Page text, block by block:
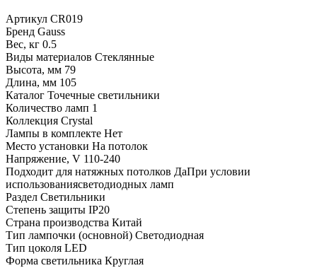
Артикул CR019
Бренд Gauss
Вес, кг 0.5
Виды материалов Стеклянные
Высота, мм 79
Длина, мм 105
Каталог Точечные светильники
Количество ламп 1
Коллекция Crystal
Лампы в комплекте Нет
Место установки На потолок
Напряжение, V 110-240
Подходит для натяжных потолков ДаПри условии
использованиясветодиодных ламп
Раздел Светильники
Степень защиты IP20
Страна производства Китай
Тип лампочки (основной) Светодиодная
Тип цоколя LED
Форма светильника Круглая